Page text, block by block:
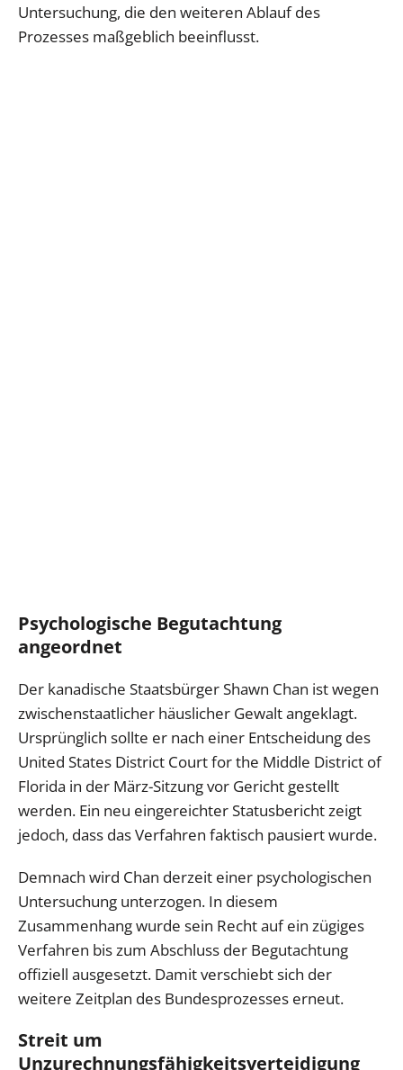
Untersuchung, die den weiteren Ablauf des
Prozesses maßgeblich beeinflusst.
Psychologische Begutachtung
angeordnet
Der kanadische Staatsbürger Shawn Chan ist wegen
zwischenstaatlicher häuslicher Gewalt angeklagt.
Ursprünglich sollte er nach einer Entscheidung des
United States District Court for the Middle District of
Florida in der März-Sitzung vor Gericht gestellt
werden. Ein neu eingereichter Statusbericht zeigt
jedoch, dass das Verfahren faktisch pausiert wurde.
Demnach wird Chan derzeit einer psychologischen
Untersuchung unterzogen. In diesem
Zusammenhang wurde sein Recht auf ein zügiges
Verfahren bis zum Abschluss der Begutachtung
offiziell ausgesetzt. Damit verschiebt sich der
weitere Zeitplan des Bundesprozesses erneut.
Streit um
Unzurechnungsfähigkeitsverteidigung